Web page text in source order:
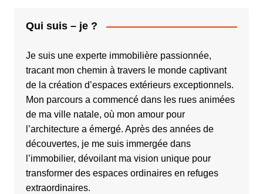
Qui suis – je ?
Je suis une experte immobilière passionnée,
tracant mon chemin à travers le monde captivant
de la création d’espaces extérieurs exceptionnels.
Mon parcours a commencé dans les rues animées
de ma ville natale, où mon amour pour
l’architecture a émergé. Après des années de
découvertes, je me suis immergée dans
l’immobilier, dévoilant ma vision unique pour
transformer des espaces ordinaires en refuges
extraordinaires.